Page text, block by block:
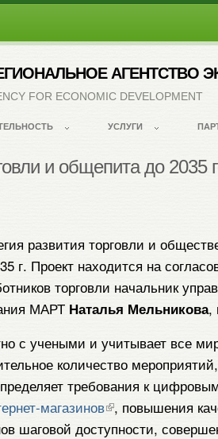
АГЕНТСТВО
FOR ECONOMIC DEVELOPMENT
УСЛУГИ
и общепита до 2035
развития торговли и
г. Проект находится на
торговли начальник
МАРТ Наталья Мельникова,
с учеными и учитывает все
количество
требования к
магазинов , повышения
шаговой доступности,